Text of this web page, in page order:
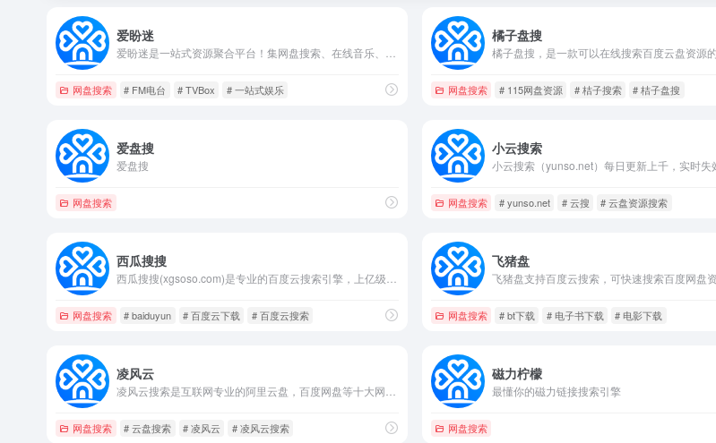
爱盼迷
网盘搜索 # FM电台 # TVBox # 一站式娱乐
橘子盘搜
网盘搜索 # 115网盘资源 # 桔子搜索 # 桔子盘搜
爱盘搜
爱盘搜
网盘搜索
小云搜索
网盘搜索 # yunso.net # 云搜 # 云盘资源搜索
西瓜搜搜
网盘搜索 # baiduyun # 百度云下载 # 百度云搜索
飞猪盘
网盘搜索 # bt下载 # 电子书下载 # 电影下载
凌风云
网盘搜索 # 云盘搜索 # 凌风云 # 凌风云搜索
磁力柠檬
最懂你的磁力链接搜索引擎
网盘搜索